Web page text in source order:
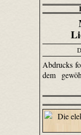
Abdrucks
dem